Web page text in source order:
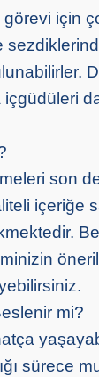
görevi için
son
içeriğe
mi?
sürece